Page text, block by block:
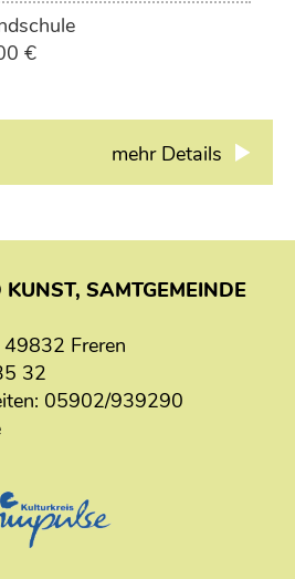
€
mehr Details
SAMTGEMEINDE
Freren
32
05902/939290